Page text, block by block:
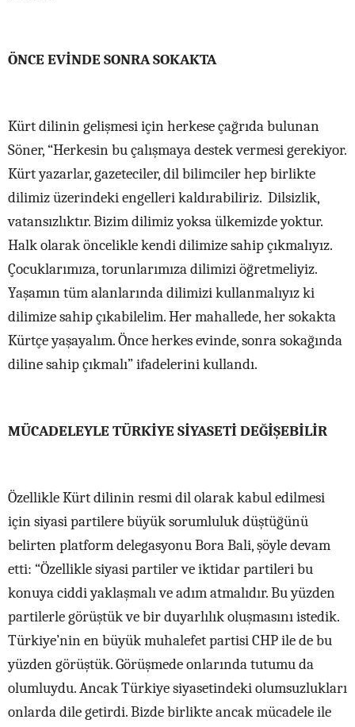
ÖNCE EVİNDE SONRA SOKAKTA
Kürt dilinin gelişmesi için herkese çağrıda bulunan
Söner, “Herkesin bu çalışmaya destek vermesi gerekiyor.
Kürt yazarlar, gazeteciler, dil bilimciler hep birlikte
dilimiz üzerindeki engelleri kaldırabiliriz. Dilsizlik,
vatansızlıktır. Bizim dilimiz yoksa ülkemizde yoktur.
Halk olarak öncelikle kendi dilimize sahip çıkmalıyız.
Çocuklarımıza, torunlarımıza dilimizi öğretmeliyiz.
Yaşamın tüm alanlarında dilimizi kullanmalıyız ki
dilimize sahip çıkabilelim. Her mahallede, her sokakta
Kürtçe yaşayalım. Önce herkes evinde, sonra sokağında
diline sahip çıkmalı” ifadelerini kullandı.
MÜCADELEYLE TÜRKİYE SİYASETİ DEĞİŞEBİLİR
Özellikle Kürt dilinin resmi dil olarak kabul edilmesi
için siyasi partilere büyük sorumluluk düştüğünü
belirten platform delegasyonu Bora Bali, şöyle devam
etti: “Özellikle siyasi partiler ve iktidar partileri bu
konuya ciddi yaklaşmalı ve adım atmalıdır. Bu yüzden
partilerle görüştük ve bir duyarlılık oluşmasını istedik.
Türkiye’nin en büyük muhalefet partisi CHP ile de bu
yüzden görüştük. Görüşmede onlarında tutumu da
olumluydu. Ancak Türkiye siyasetindeki olumsuzlukları
onlarda dile getirdi. Bizde birlikte ancak mücadele ile